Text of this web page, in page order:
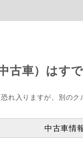
古車）はす
恐れ入りますが、別のク
中古車情